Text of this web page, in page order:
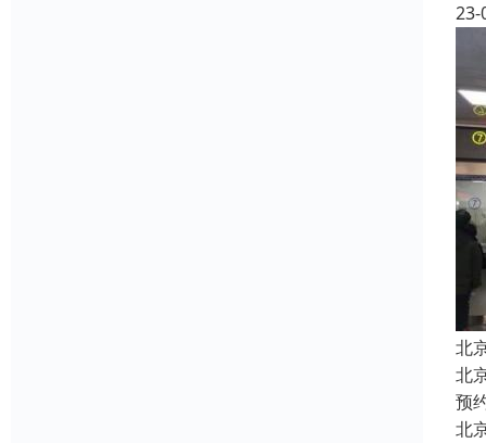
23-
北
北
预
北